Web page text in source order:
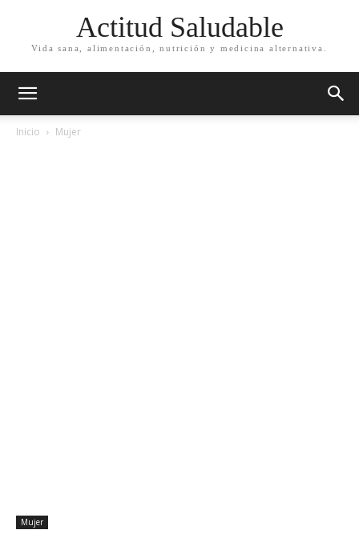
Actitud Saludable
Vida sana, alimentación, nutrición y medicina alternativa.
Inicio Mujer
Mujer